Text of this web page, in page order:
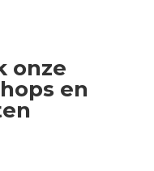
onze
en